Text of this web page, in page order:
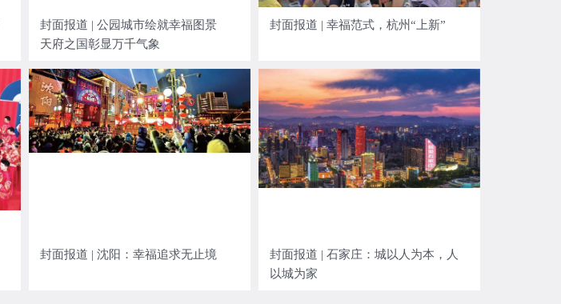
封面报道 | 公园城市绘就幸福图景
天府之国彰显万千气象
封面报道 | 幸福范式，杭州“上新”
封面报道 | 沈阳：幸福追求无止境
封面报道 | 石家庄：城以人为本，人
以城为家